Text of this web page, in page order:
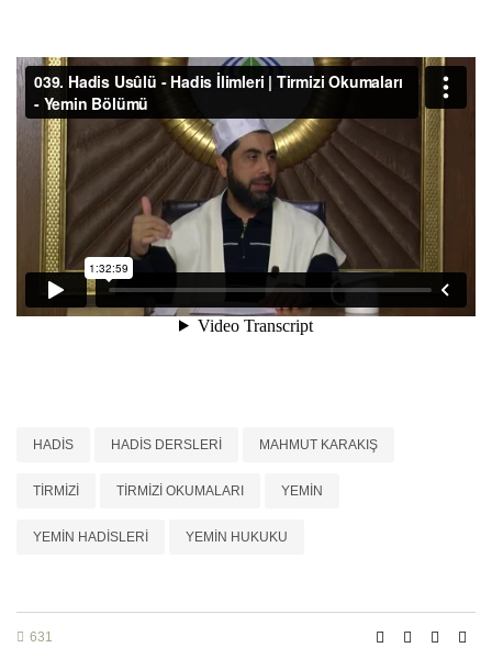
HADIS HADIS DERSLERI MAHMUT KARAKIŞ
TIRMIZI TIRMIZI OKUMALARI YEMIN
YEMIN HADISLERI YEMIN HUKUKU
631